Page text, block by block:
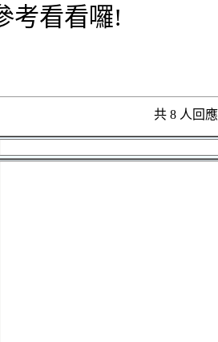
考看看囉!
共 8 人回